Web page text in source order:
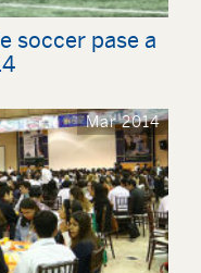
soccer pase a
Mar 2014